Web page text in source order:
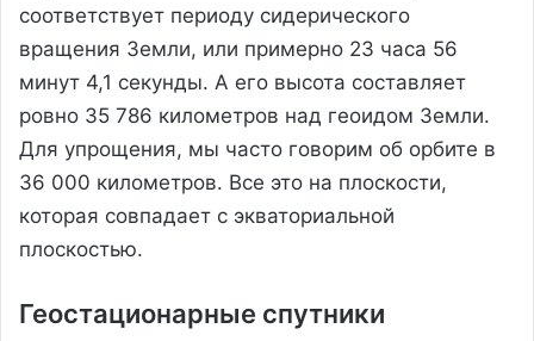
соответствует периоду сидерического
вращения Земли, или примерно 23 часа 56
минут 4,1 секунды. А его высота составляет
ровно 35 786 километров над геоидом Земли.
Для упрощения, мы часто говорим об орбите в
36 000 километров. Все это на плоскости,
которая совпадает с экваториальной
плоскостью.
Геостационарные спутники